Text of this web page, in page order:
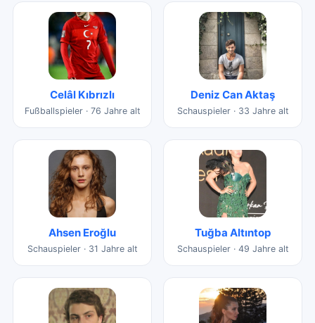
Celâl Kıbrızlı
Fußballspieler · 76 Jahre alt
Deniz Can Aktaş
Schauspieler · 33 Jahre alt
Ahsen Eroğlu
Schauspieler · 31 Jahre alt
Tuğba Altıntop
Schauspieler · 49 Jahre alt